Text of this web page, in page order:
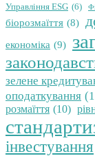
Управління ESG (6)
біорозмаїття (8)
економіка (9)
зелене
оподаткування
розмаїття (10)
інвестування